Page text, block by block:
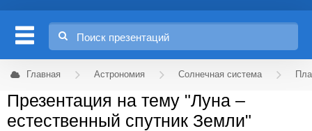
Главная Астрономия Солнечная система
Презентация на тему "Луна –
естественный спутник Земли"